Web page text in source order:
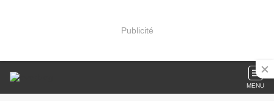
Publicité
MENU